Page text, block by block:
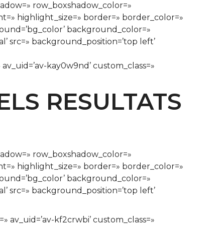
row_boxshadow_color=»
highlight_size=» border=» border_color=»
background_color=»
src=» background_position=’top left’
kay0w9nd’ custom_class=»
RESULTATS
row_boxshadow_color=»
highlight_size=» border=» border_color=»
background_color=»
src=» background_position=’top left’
av_uid=’av-kf2crwbi’ custom_class=»